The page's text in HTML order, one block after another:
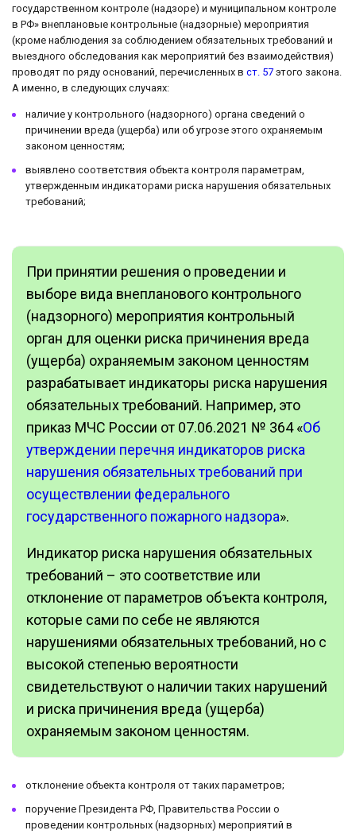
государственном контроле (надзоре) и муниципальном контроле
в РФ» внеплановые контрольные (надзорные) мероприятия
(кроме наблюдения за соблюдением обязательных требований и
выездного обследования как мероприятий без взаимодействия)
проводят по ряду оснований, перечисленных в ст. 57 этого закона.
А именно, в следующих случаях:
наличие у контрольного (надзорного) органа сведений о
причинении вреда (ущерба) или об угрозе этого охраняемым
законом ценностям;
выявлено соответствия объекта контроля параметрам,
утвержденным индикаторами риска нарушения обязательных
требований;
При принятии решения о проведении и
выборе вида внепланового контрольного
(надзорного) мероприятия контрольный
орган для оценки риска причинения вреда
(ущерба) охраняемым законом ценностям
разрабатывает индикаторы риска нарушения
обязательных требований. Например, это
приказ МЧС России от 07.06.2021 № 364 «Об
утверждении перечня индикаторов риска
нарушения обязательных требований при
осуществлении федерального
государственного пожарного надзора».
Индикатор риска нарушения обязательных
требований – это соответствие или
отклонение от параметров объекта контроля,
которые сами по себе не являются
нарушениями обязательных требований, но с
высокой степенью вероятности
свидетельствуют о наличии таких нарушений
и риска причинения вреда (ущерба)
охраняемым законом ценностям.
отклонение объекта контроля от таких параметров;
поручение Президента РФ, Правительства России о
проведении контрольных (надзорных) мероприятий в